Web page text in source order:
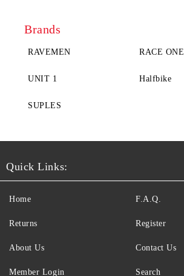
Brands
RAVEMEN RACE ONE
UNIT 1 Halfbike
SUPLES
Quick Links:
Home
Returns
About Us
Member Login
F.A.Q.
Register
Contact Us
Search